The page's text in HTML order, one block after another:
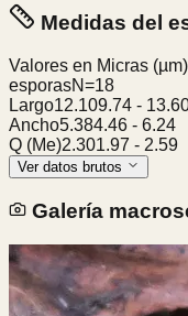
Medidas del
Valores en Micras (µm)
esporasN=18
Largo12.109.74 -
Ancho5.384.46 - 6.24
Q (Me)2.301.97 - 2.59
Ver datos brutos
Galería